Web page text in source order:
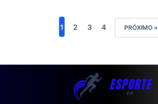
1 2 3 4 PRÓXIMO »